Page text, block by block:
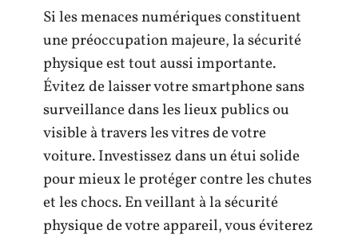
Si les menaces numériques constituent
une préoccupation majeure, la sécurité
physique est tout aussi importante.
Évitez de laisser votre smartphone sans
surveillance dans les lieux publics ou
visible à travers les vitres de votre
voiture. Investissez dans un étui solide
pour mieux le protéger contre les chutes
et les chocs. En veillant à la sécurité
physique de votre appareil, vous éviterez